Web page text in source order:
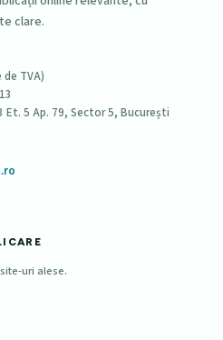
clare.
TVA)
Et. 5 Ap. 79, Sector 5, București
uri alese.